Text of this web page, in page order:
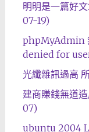
明明是一篇好
07-19)
phpMyAdmin
denied for
光纖雜訊過高
建商賺錢無道
07)
ubuntu 2004